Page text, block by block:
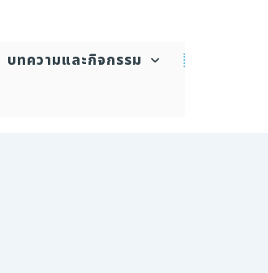
บทความและกิจกรรม